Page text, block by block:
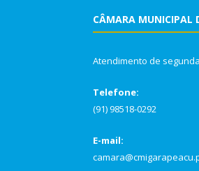
CÂMARA MUNICIPAL
Atendimento de
Telefone:
(91) 98518-0292
E-mail: